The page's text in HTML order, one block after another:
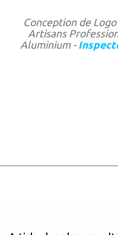
Conception de
Artisans
Aluminium -